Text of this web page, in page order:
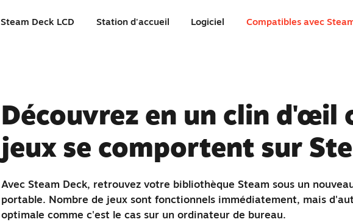
Steam Deck LCD Station d'accueil Logiciel Compatibles avec
Découvrez en un clin d'œil
jeux se comportent sur
Avec Steam Deck, retrouvez votre bibliothèque Steam sous un
portable. Nombre de jeux sont fonctionnels immédiatement, mais
optimale comme c'est le cas sur un ordinateur de bureau.